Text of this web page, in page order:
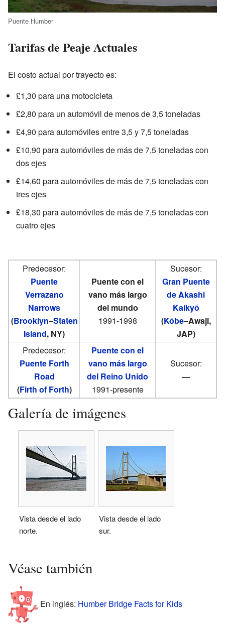
Puente Humber
Tarifas de Peaje Actuales
El costo actual por trayecto es:
£1,30 para una motocicleta
£2,80 para un automóvil de menos de 3,5 toneladas
£4,90 para automóviles entre 3,5 y 7,5 toneladas
£10,90 para automóviles de más de 7,5 toneladas con
dos ejes
£14,60 para automóviles de más de 7,5 toneladas con
tres ejes
£18,30 para automóviles de más de 7,5 toneladas con
cuatro ejes
Predecesor:
Puente
Verrazano
Narrows
(Brooklyn−Staten
Island, NY)
Puente con el
vano más largo
del mundo
1991-1998
Sucesor:
Gran Puente
de Akashi
Kaikyō
(Kōbe−Awaji,
JAP)
Predecesor:
Puente Forth
Road
(Firth of Forth)
Puente con el
vano más largo
del Reino Unido
1991-presente
Sucesor:
—
Galería de imágenes
Vista desde el lado
norte.
Vista desde el lado
sur.
Véase también
En inglés: Humber Bridge Facts for Kids